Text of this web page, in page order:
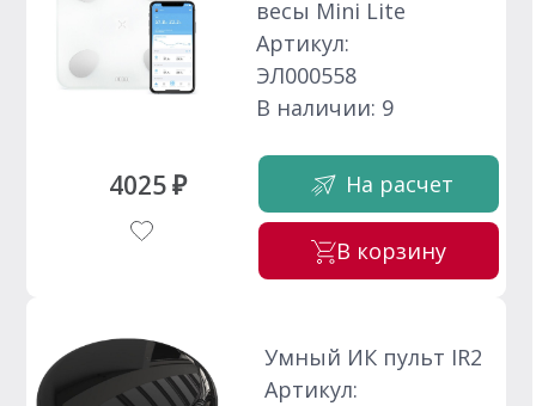
4025 ₽
весы Mini Lite
Артикул:
ЭЛ000558
В наличии: 9
На расчет
В корзину
Умный ИК пульт IR2
Артикул: